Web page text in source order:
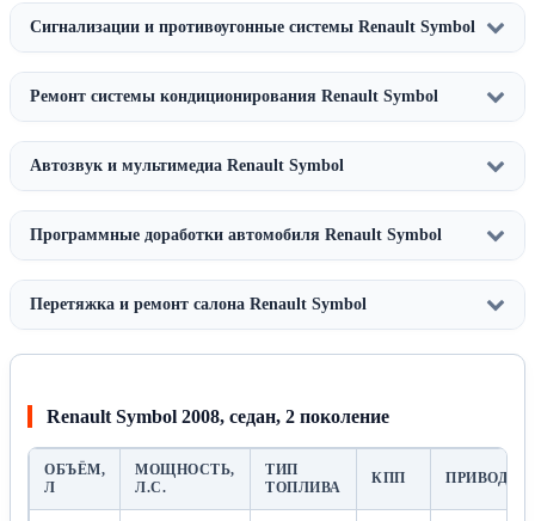
Сигнализации и противоугонные системы Renault Symbol
Ремонт системы кондиционирования Renault Symbol
Автозвук и мультимедиа Renault Symbol
Программные доработки автомобиля Renault Symbol
Перетяжка и ремонт салона Renault Symbol
Renault Symbol 2008, седан, 2 поколение
ОБЪЁМ,
Л
МОЩНОСТЬ,
Л.С.
ТИП
ТОПЛИВА
КПП ПРИВОД